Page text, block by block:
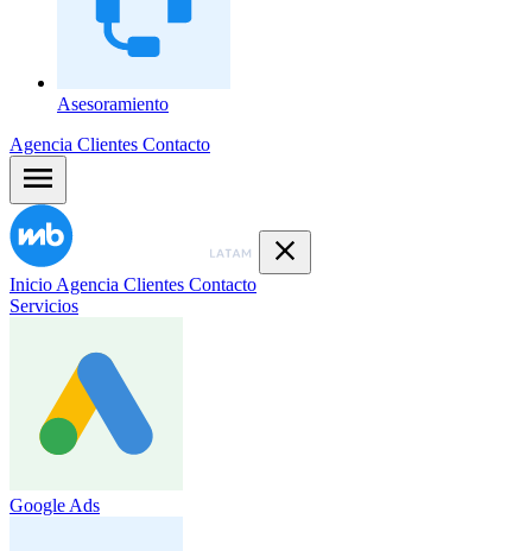
Asesoramiento
Agencia Clientes Contacto
Inicio Agencia Clientes Contacto
Servicios
Google Ads